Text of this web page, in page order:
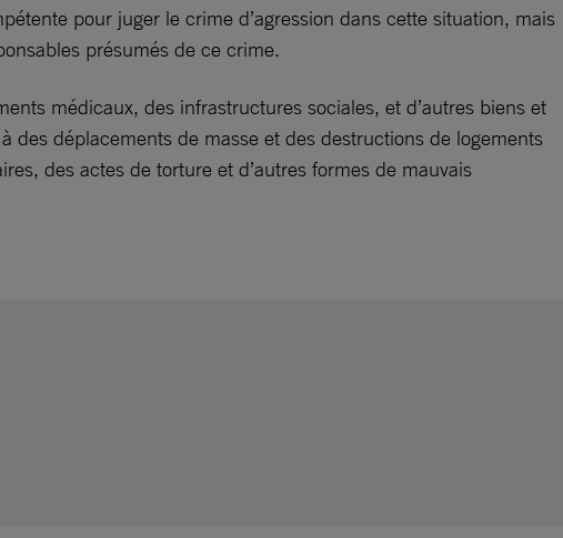
pour juger le crime d’agression dans cette situation, mais
présumés de ce crime.
médicaux, des infrastructures sociales, et d’autres biens et
des déplacements de masse et des destructions de logements
des actes de torture et d’autres formes de mauvais